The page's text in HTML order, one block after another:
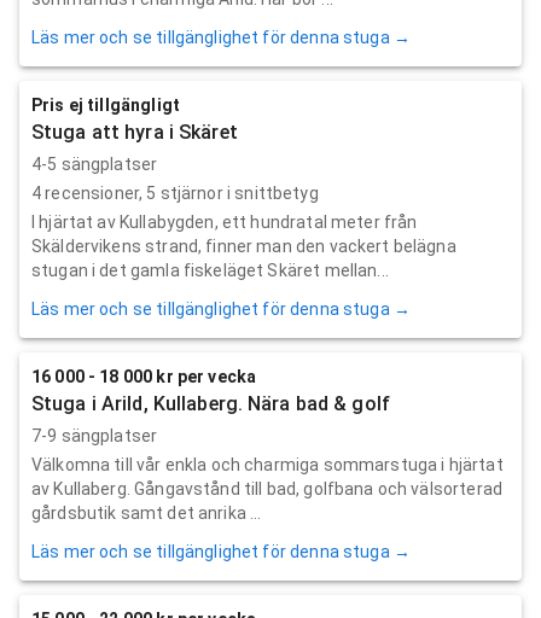
Läs mer och se tillgänglighet för denna stuga →
Pris ej tillgängligt
Stuga att hyra i Skäret
4-5 sängplatser
4recensioner, 5 stjärnor i snittbetyg
I hjärtat av Kullabygden, ett hundratal meter från
Skäldervikens strand, finner man den vackert belägna
stugan i det gamla fiskeläget Skäret mellan...
Läs mer och se tillgänglighet för denna stuga →
16 000 - 18 000 kr per vecka
Stuga i Arild, Kullaberg. Nära bad & golf
7-9 sängplatser
Välkomna till vår enkla och charmiga sommarstuga i hjärtat
av Kullaberg. Gångavstånd till bad, golfbana och välsorterad
gårdsbutik samt det anrika ...
Läs mer och se tillgänglighet för denna stuga →